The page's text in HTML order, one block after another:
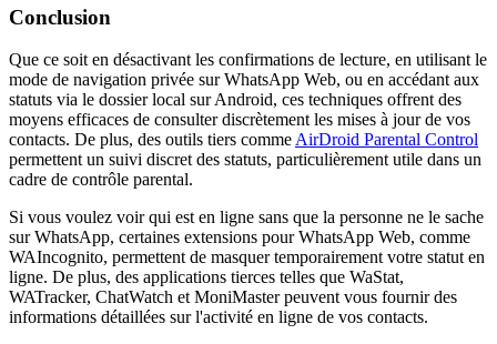
Conclusion
Que ce soit en désactivant les confirmations de lecture, en utilisant le
mode de navigation privée sur WhatsApp Web, ou en accédant aux
statuts via le dossier local sur Android, ces techniques offrent des
moyens efficaces de consulter discrètement les mises à jour de vos
contacts. De plus, des outils tiers commeAirDroid Parental Control
permettent un suivi discret des statuts, particulièrement utile dans un
cadre de contrôle parental.
Si vous voulez voir qui est en ligne sans que la personne ne le sache
sur WhatsApp, certaines extensions pour WhatsApp Web, comme
WAIncognito, permettent de masquer temporairement votre statut en
ligne. De plus, des applications tierces telles que WaStat,
WATracker, ChatWatch et MoniMaster peuvent vous fournir des
informations détaillées sur l'activité en ligne de vos contacts.